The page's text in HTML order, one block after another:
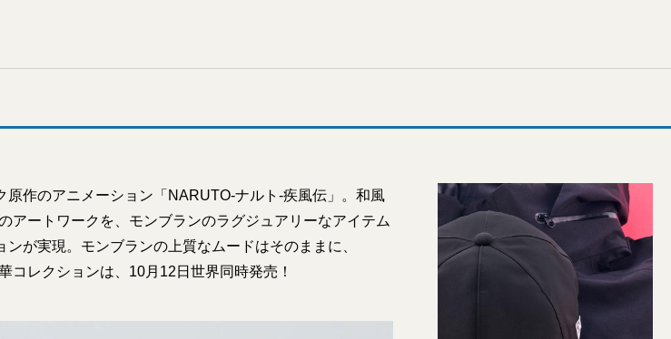
原作のアニメーション「NARUTO-ナルト-疾風伝」。和風
アートワークを、モンブランのラグジュアリーなアイテム
が実現。モンブランの上質なムードはそのままに、
コレクションは、10月12日世界同時発売！